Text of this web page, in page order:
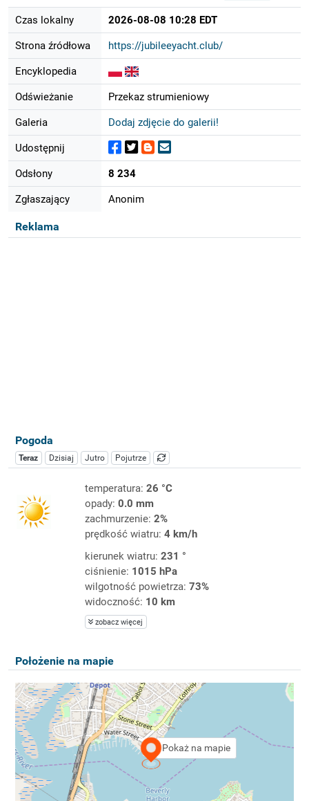
Czas lokalny 2026-08-08 10:28 EDT
Strona źródłowa https://jubileeyacht.club/
Encyklopedia
Odświeżanie Przekaz strumieniowy
Galeria Dodaj zdjęcie do galerii!
Udostępnij
Odsłony 8 234
Zgłaszający Anonim
Reklama
Pogoda
Teraz Dzisiaj Jutro Pojutrze
temperatura: 26 °C
opady: 0.0 mm
zachmurzenie: 2%
prędkość wiatru: 4 km/h
kierunek wiatru: 231 °
ciśnienie: 1015 hPa
wilgotność powietrza: 73%
widoczność: 10 km
zobacz więcej
Położenie na mapie
Pokaż na mapie